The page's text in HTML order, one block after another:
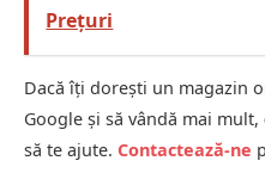
Prețuri
Dacă îți dorești un magazin
Google și să vândă mai mult,
să te ajute. Contactează-ne